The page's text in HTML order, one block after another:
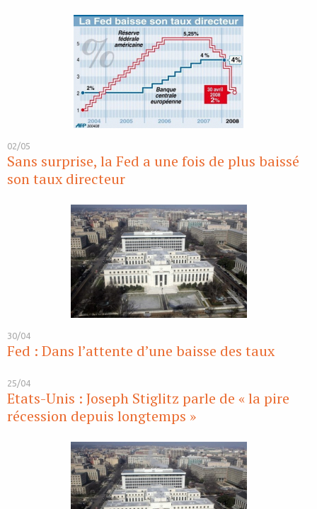
02/05
Sans surprise, la Fed a une fois de plus baissé
son taux directeur
30/04
Fed : Dans l’attente d’une baisse des taux
25/04
Etats-Unis : Joseph Stiglitz parle de « la pire
récession depuis longtemps »